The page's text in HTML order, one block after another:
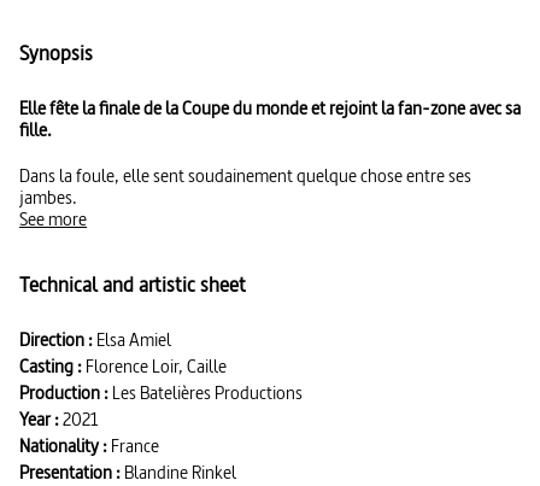
Synopsis
Elle fête la finale de la Coupe du monde et rejoint la fan-zone avec sa
fille.
Dans la foule, elle sent soudainement quelque chose entre ses
jambes.
See more
Technical and artistic sheet
Direction :Elsa Amiel
Casting :Florence Loir, Caille
Production :Les Batelières Productions
Year :2021
Nationality :France
Presentation :Blandine Rinkel